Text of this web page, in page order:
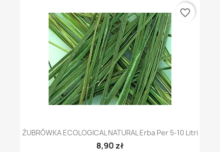
ŻUBRÓWKA ECOLOGICAL NATURAL Erba Per 5-10 Litri
8,90 zł
favorite_border